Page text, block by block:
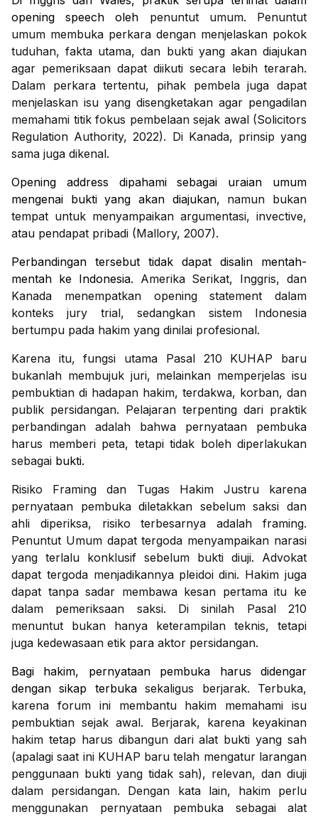
opening speech oleh penuntut umum. Penuntut
umum membuka perkara dengan menjelaskan pokok
tuduhan, fakta utama, dan bukti yang akan diajukan
agar pemeriksaan dapat diikuti secara lebih terarah.
Dalam perkara tertentu, pihak pembela juga dapat
menjelaskan isu yang disengketakan agar pengadilan
memahami titik fokus pembelaan sejak awal (Solicitors
Regulation Authority, 2022). Di Kanada, prinsip yang
sama juga dikenal.
Opening address dipahami sebagai uraian umum
mengenai bukti yang akan diajukan, namun bukan
tempat untuk menyampaikan argumentasi, invective,
atau pendapat pribadi (Mallory, 2007).
Perbandingan tersebut tidak dapat disalin mentah-
mentah ke Indonesia. Amerika Serikat, Inggris, dan
Kanada menempatkan opening statement dalam
konteks jury trial, sedangkan sistem Indonesia
bertumpu pada hakim yang dinilai profesional.
Karena itu, fungsi utama Pasal 210 KUHAP baru
bukanlah membujuk juri, melainkan memperjelas isu
pembuktian di hadapan hakim, terdakwa, korban, dan
publik persidangan. Pelajaran terpenting dari praktik
perbandingan adalah bahwa pernyataan pembuka
harus memberi peta, tetapi tidak boleh diperlakukan
sebagai bukti.
Risiko Framing dan Tugas Hakim Justru karena
pernyataan pembuka diletakkan sebelum saksi dan
ahli diperiksa, risiko terbesarnya adalah framing.
Penuntut Umum dapat tergoda menyampaikan narasi
yang terlalu konklusif sebelum bukti diuji. Advokat
dapat tergoda menjadikannya pleidoi dini. Hakim juga
dapat tanpa sadar membawa kesan pertama itu ke
dalam pemeriksaan saksi. Di sinilah Pasal 210
menuntut bukan hanya keterampilan teknis, tetapi
juga kedewasaan etik para aktor persidangan.
Bagi hakim, pernyataan pembuka harus didengar
dengan sikap terbukasekaligus berjarak. Terbuka,
karena forum ini membantu hakim memahami isu
pembuktian sejak awal. Berjarak, karena keyakinan
hakim tetap harus dibangun dari alat bukti yang sah
(apalagi saat ini KUHAP baru telah mengatur larangan
penggunaan bukti yang tidak sah), relevan, dan diuji
dalam persidangan. Dengan kata lain, hakim perlu
menggunakan pernyataan pembuka sebagai alat